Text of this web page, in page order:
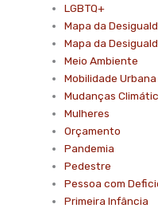
LGBTQ+
Mapa da
Mapa da
Meio Ambiente
Mobilidade Urbana
Mudanças
Mulheres
Orçamento
Pandemia
Pedestre
Pessoa com
Primeira Infância